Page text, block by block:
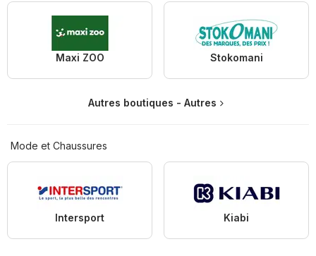
Maxi ZOO Stokomani
Autres boutiques - Autres
Mode et Chaussures
Intersport Kiabi